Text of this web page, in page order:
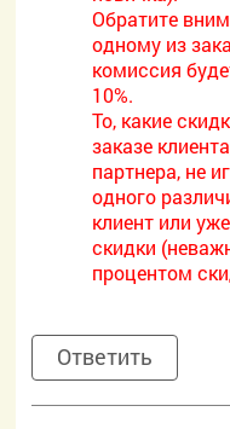
Обратите
одному из
комиссия
10%.
То, какие
заказе
партнера, не
одного
клиент или
скидки
процентом
Ответить